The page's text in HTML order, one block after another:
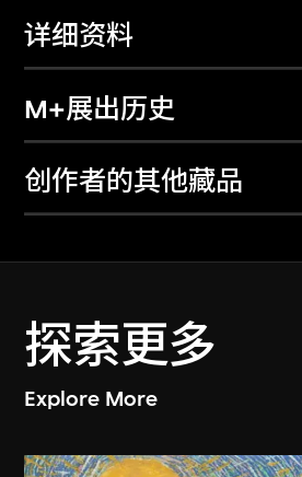
详细资料
M+展出历史
创作者的其他藏品
探索更多
Explore More